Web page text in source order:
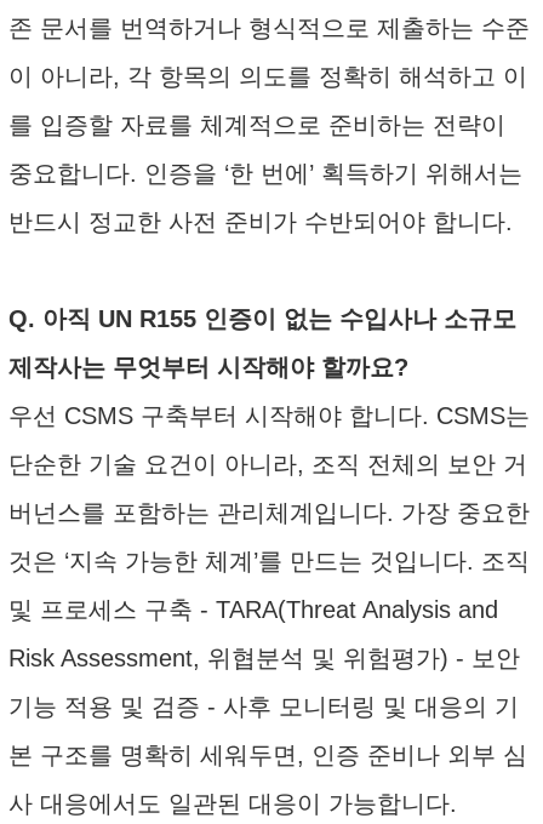
존 문서를 번역하거나 형식적으로 제출하는 수준
이 아니라, 각 항목의 의도를 정확히 해석하고 이
를 입증할 자료를 체계적으로 준비하는 전략이
중요합니다. 인증을 ‘한 번에’ 획득하기 위해서는
반드시 정교한 사전 준비가 수반되어야 합니다.
Q. 아직 UN R155 인증이 없는 수입사나 소규모
제작사는 무엇부터 시작해야 할까요?
우선 CSMS 구축부터 시작해야 합니다. CSMS는
단순한 기술 요건이 아니라, 조직 전체의 보안 거
버넌스를 포함하는 관리체계입니다. 가장 중요한
것은 ‘지속 가능한 체계’를 만드는 것입니다. 조직
및 프로세스 구축 - TARA(Threat Analysis and
Risk Assessment, 위협분석 및 위험평가) - 보안
기능 적용 및 검증 - 사후 모니터링 및 대응의 기
본 구조를 명확히 세워두면, 인증 준비나 외부 심
사 대응에서도 일관된 대응이 가능합니다.